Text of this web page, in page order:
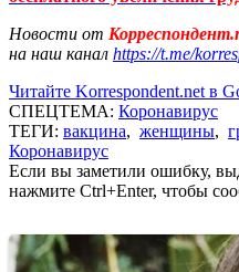
Новости от
на наш канал https://t.me/
Читайте Korrespondent.net в
СПЕЦТЕМА: Коронавирус
ТЕГИ: вакцина, женщины,
Коронавирус
Если вы заметили ошибку,
нажмите Ctrl+Enter, чтобы